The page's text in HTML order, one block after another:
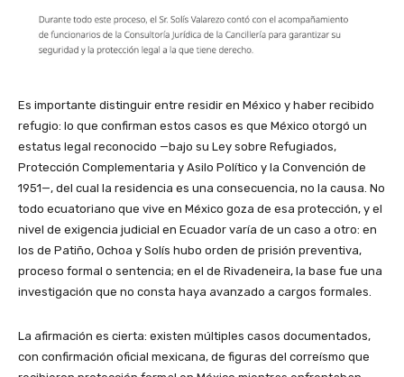
Es importante distinguir entre residir en México y haber recibido
refugio: lo que confirman estos casos es que México otorgó un
estatus legal reconocido —bajo su Ley sobre Refugiados,
Protección Complementaria y Asilo Político y la Convención de
1951—, del cual la residencia es una consecuencia, no la causa. No
todo ecuatoriano que vive en México goza de esa protección, y el
nivel de exigencia judicial en Ecuador varía de un caso a otro: en
los de Patiño, Ochoa y Solís hubo orden de prisión preventiva,
proceso formal o sentencia; en el de Rivadeneira, la base fue una
investigación que no consta haya avanzado a cargos formales.
La afirmación es cierta: existen múltiples casos documentados,
con confirmación oficial mexicana, de figuras del correísmo que